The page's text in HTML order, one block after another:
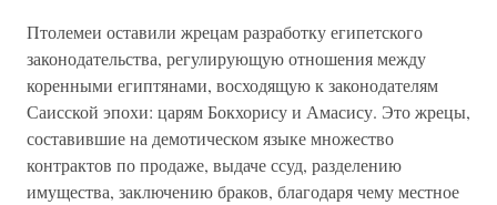
Птолемеи оставили жрецам разработку египетского
законодательства, регулирующую отношения между
коренными египтянами, восходящую к законодателям
Саисской эпохи: царям Бокхорису и Амасису. Это жрецы,
составившие на демотическом языке множество
контрактов по продаже, выдаче ссуд, разделению
имущества, заключению браков, благодаря чему местное